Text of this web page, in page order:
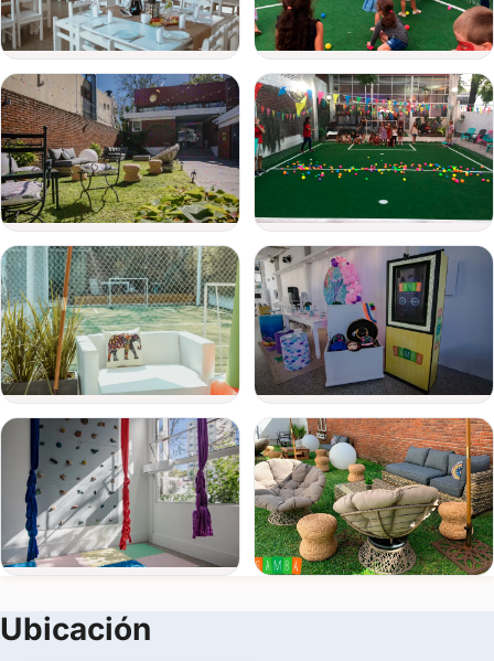
Ubicación
Fecha
del
evento
Adultos
Niños
Detalle
del
evento
Enviar consulta